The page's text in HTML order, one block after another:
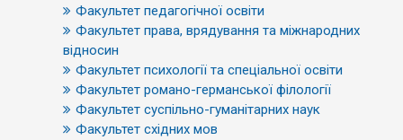
Факультет педагогічної освіти
Факультет права, врядування та міжнародних
відносин
Факультет психології та спеціальної освіти
Факультет романо-германської філології
Факультет суспільно-гуманітарних наук
Факультет східних мов